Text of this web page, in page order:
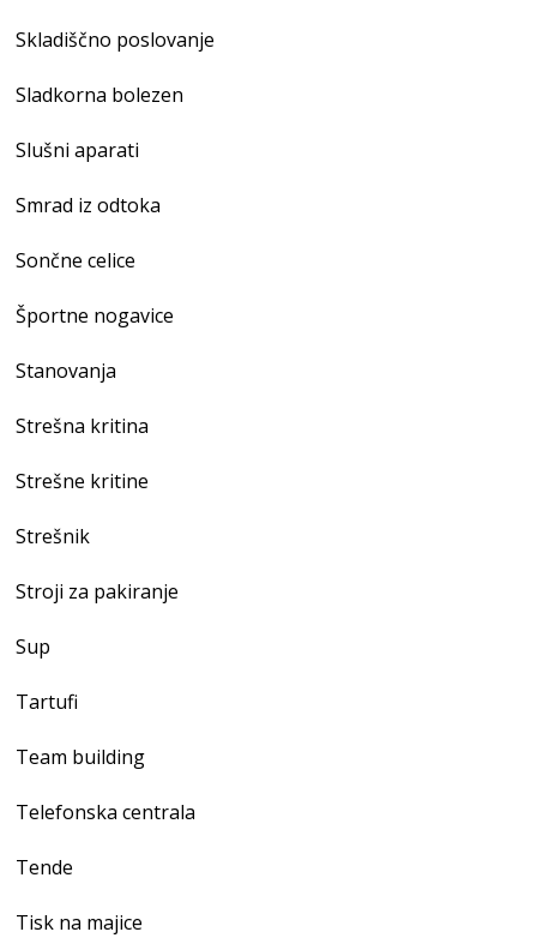
Skladiščno poslovanje
Sladkorna bolezen
Slušni aparati
Smrad iz odtoka
Sončne celice
Športne nogavice
Stanovanja
Strešna kritina
Strešne kritine
Strešnik
Stroji za pakiranje
Sup
Tartufi
Team building
Telefonska centrala
Tende
Tisk na majice